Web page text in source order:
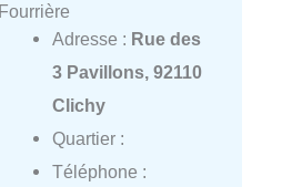
Fourrière
Adresse : Rue des
3 Pavillons, 92110
Clichy
Quartier :
Téléphone :